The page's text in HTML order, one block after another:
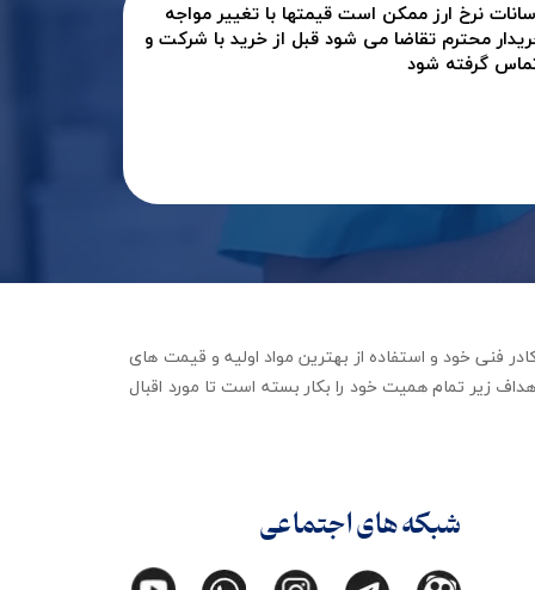
نرخ ارز ممکن است قیمتها با تغییر مواجه
محترم تقاضا می شود قبل از خرید با شرکت و
گرفته شود
توانبخشی با تکیه بر کادر فنی خود و استفاده از بهترین مواد اولیه و قیمت های
زیر تمام همیت خود را بکار بسته است تا مورد اقبال
شبکه های اجتماعی